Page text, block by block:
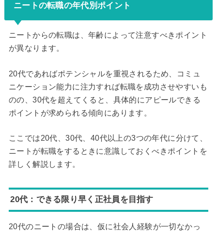
ニートの転職の年代別ポイント
ニートからの転職は、年齢によって注意すべきポイント
が異なります。
20代であればポテンシャルを重視されるため、コミュ
ニケーション能力に注力すれば転職を成功させやすいも
のの、30代を超えてくると、具体的にアピールできる
ポイントが求められる傾向にあります。
ここでは20代、30代、40代以上の3つの年代に分けて、
ニートが転職をするときに意識しておくべきポイントを
詳しく解説します。
20代：できる限り早く正社員を目指す
20代のニートの場合は、仮に社会人経験が一切なかっ